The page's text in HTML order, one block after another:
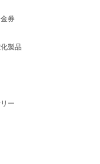
券
製品
ー